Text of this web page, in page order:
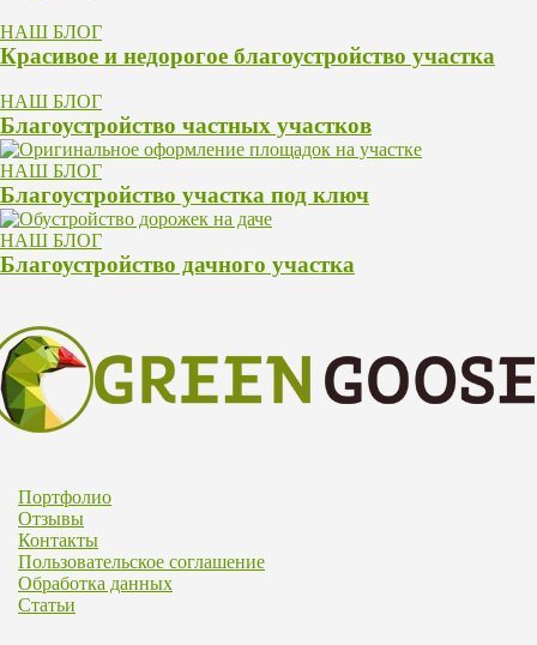
НАШ БЛОГ
Красивое и недорогое благоустройство участка
НАШ БЛОГ
Благоустройство частных участков
НАШ БЛОГ
Благоустройство участка под ключ
НАШ БЛОГ
Благоустройство дачного участка
Портфолио
Отзывы
Контакты
Пользовательское соглашение
Обработка данных
Статьи